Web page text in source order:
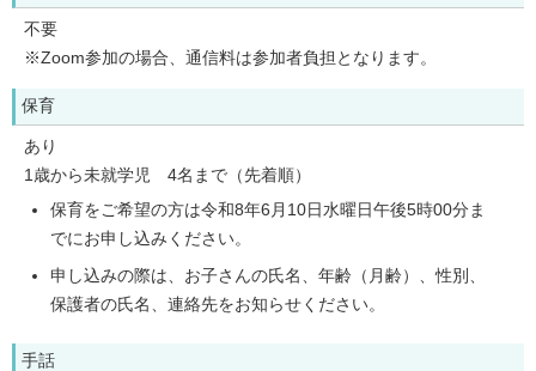
不要
※Zoom参加の場合、通信料は参加者負担となります。
保育
あり
1歳から未就学児 4名まで（先着順）
保育をご希望の方は令和8年6月10日水曜日午後5時00分ま
でにお申し込みください。
申し込みの際は、お子さんの氏名、年齢（月齢）、性別、
保護者の氏名、連絡先をお知らせください。
手話